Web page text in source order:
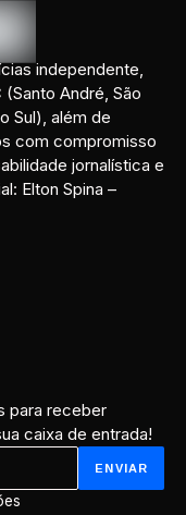
independente,
André, São
Sul), além de
com compromisso
jornalística e
Elton Spina –
para receber
caixa de entrada!